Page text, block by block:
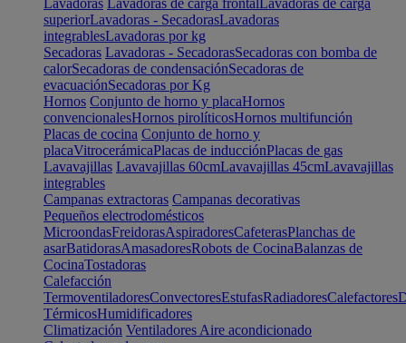
Lavadoras Lavadoras de carga frontalLavadoras de carga
superiorLavadoras - SecadorasLavadoras
integrablesLavadoras por kg
Secadoras Lavadoras - SecadorasSecadoras con bomba de
calorSecadoras de condensaciónSecadoras de
evacuaciónSecadoras por Kg
Hornos Conjunto de horno y placaHornos
convencionalesHornos pirolíticosHornos multifunción
Placas de cocina Conjunto de horno y
placaVitrocerámicaPlacas de inducciónPlacas de gas
Lavavajillas Lavavajillas 60cmLavavajillas 45cmLavavajillas
integrables
Campanas extractoras Campanas decorativas
Pequeños electrodomésticos
MicroondasFreidorasAspiradoresCafeterasPlanchas de
asarBatidorasAmasadoresRobots de CocinaBalanzas de
CocinaTostadoras
Calefacción
TermoventiladoresConvectoresEstufasRadiadoresCalefactores
TérmicosHumidificadores
Climatización Ventiladores Aire acondicionado